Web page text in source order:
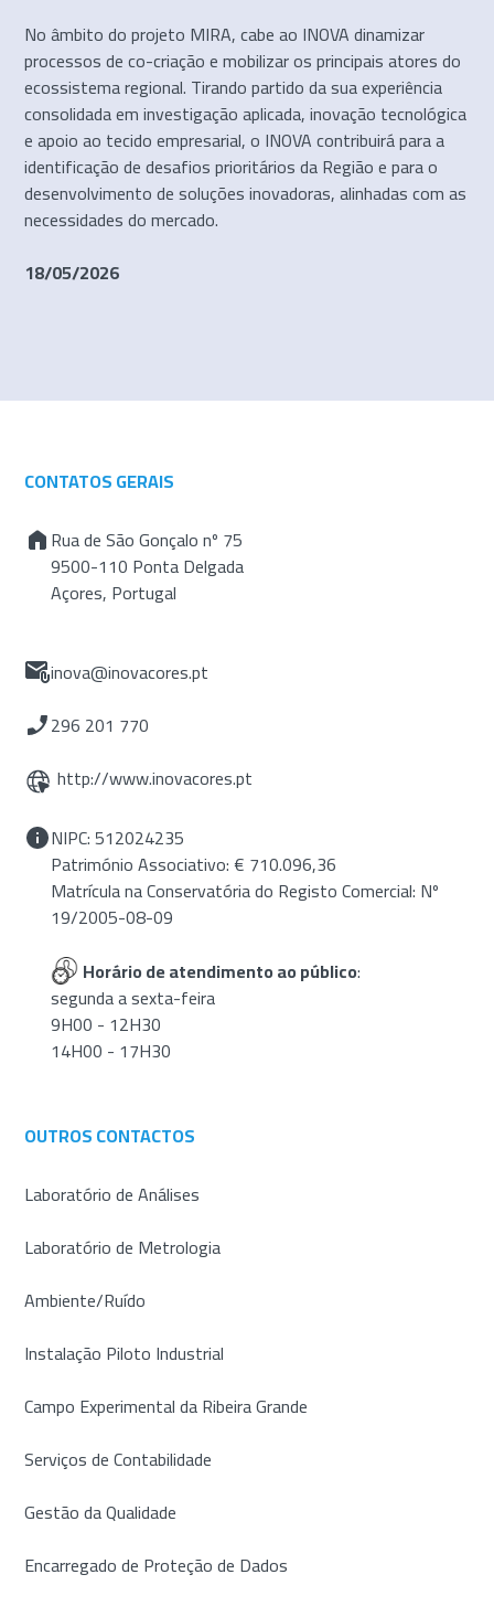
No âmbito do projeto MIRA, cabe ao INOVA dinamizar
processos de co-criação e mobilizar os principais atores do
ecossistema regional. Tirando partido da sua experiência
consolidada em investigação aplicada, inovação tecnológica
e apoio ao tecido empresarial, o INOVA contribuirá para a
identificação de desafios prioritários da Região e para o
desenvolvimento de soluções inovadoras, alinhadas com as
necessidades do mercado.
18/05/2026
CONTATOS GERAIS
Rua de São Gonçalo nº 75
9500-110 Ponta Delgada
Açores, Portugal
inova@inovacores.pt
296 201 770
http://www.inovacores.pt
NIPC: 512024235
Património Associativo: € 710.096,36
Matrícula na Conservatória do Registo Comercial: Nº
19/2005-08-09
Horário de atendimento ao público:
segunda a sexta-feira
9H00 - 12H30
14H00 - 17H30
OUTROS CONTACTOS
Laboratório de Análises
Laboratório de Metrologia
Ambiente/Ruído
Instalação Piloto Industrial
Campo Experimental da Ribeira Grande
Serviços de Contabilidade
Gestão da Qualidade
Encarregado de Proteção de Dados